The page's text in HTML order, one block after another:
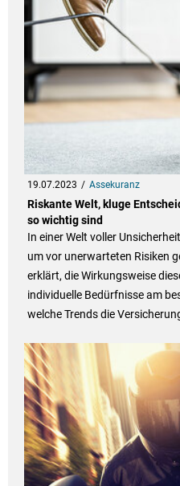
19.07.2023 Assekuranz
Riskante Welt, kluge
so wichtig sind
In einer Welt voller
um vor unerwarteten Risiken
erklärt, die Wirkungsweise
individuelle Bedürfnisse am
welche Trends die